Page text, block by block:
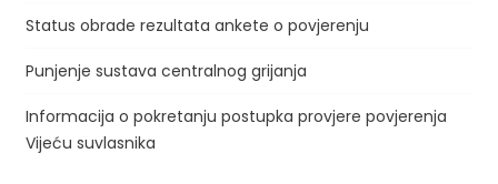
Status obrade rezultata ankete o povjerenju
Punjenje sustava centralnog grijanja
Informacija o pokretanju postupka provjere povjerenja
Vijeću suvlasnika